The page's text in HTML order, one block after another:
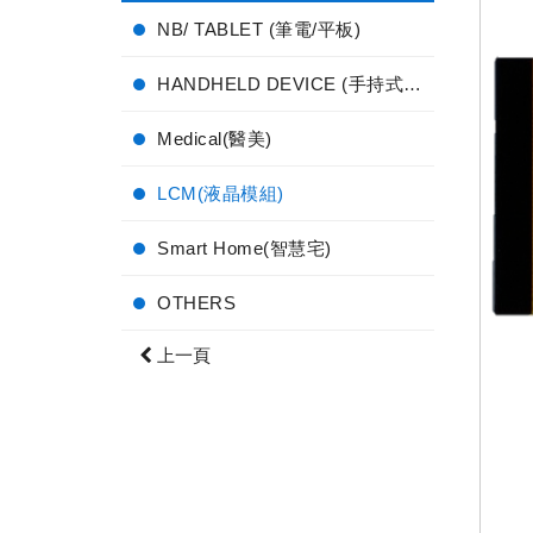
NB/ TABLET (筆電/平板)
HANDHELD DEVICE (手持式電子產品)
Medical(醫美)
LCM(液晶模組)
Smart Home(智慧宅)
OTHERS
上一頁